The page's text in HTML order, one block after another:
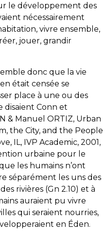
le développement des
nécessairement
vivre ensemble,
jouer, grandir
donc que la vie
était censée se
place à une ou des
disaient Conn et
& Manuel ORTIZ, Urban
the City, and the People
IL, IVP Academic, 2001,
urbaine pour le
les humains n’ont
séparément les uns des
rivières (Gn 2.10) et à
auraient pu vivre
qui seraient nourries,
en Éden.